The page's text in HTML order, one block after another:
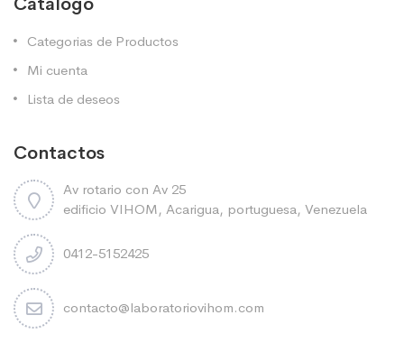
Categorias de Productos
Mi cuenta
Lista de deseos
Contactos
Av rotario con Av 25
edificio VIHOM, Acarigua, portuguesa, Venezuela
0412-5152425
contacto@laboratoriovihom.com